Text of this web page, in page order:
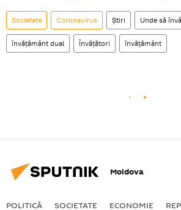
Societate Coronavirus Știri Unde să
învățământ dual Învățători învățământ
Moldova
POLITICĂ SOCIETATE ECONOMIE